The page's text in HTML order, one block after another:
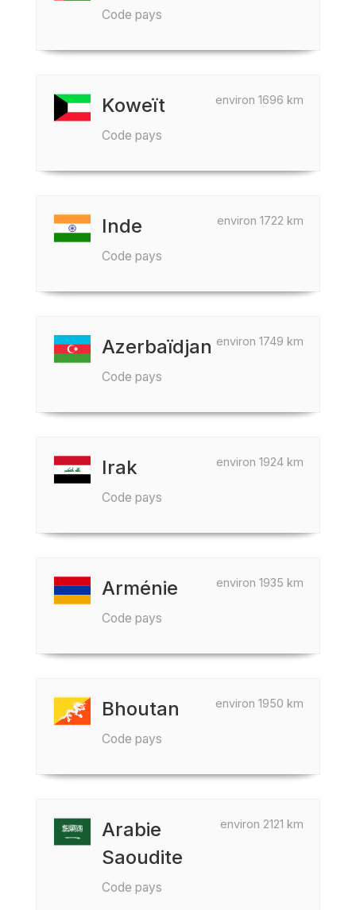
Code pays
environ 1696 km
Koweït
Code pays
environ 1722 km
Inde
Code pays
environ 1749 km
Azerbaïdjan
Code pays
environ 1924 km
Irak
Code pays
environ 1935 km
Arménie
Code pays
environ 1950 km
Bhoutan
Code pays
environ 2121 km
Arabie
Saoudite
Code pays